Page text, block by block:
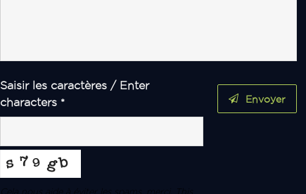
Saisir les caractères / Enter
characters *
Cela nous aide à éviter les spams, merci. This
Envoyer